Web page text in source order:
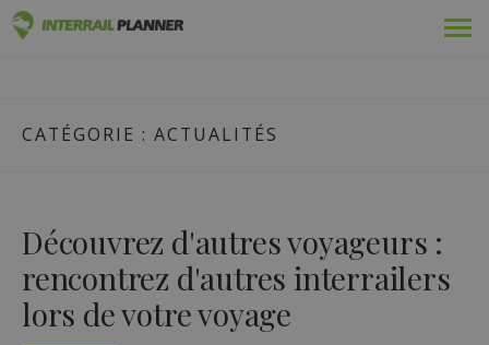
Adopté
Se connecter
CATÉGORIE : ACTUALITÉS
Découvrez d'autres voyageurs :
rencontrez d'autres interrailers
lors de votre voyage